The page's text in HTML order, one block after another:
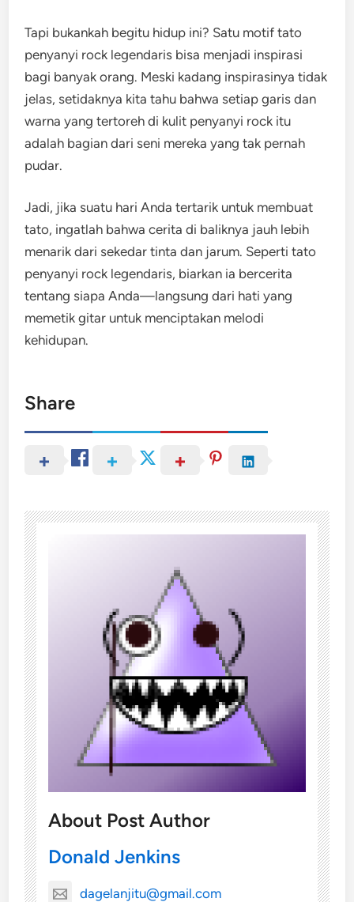
Tapi bukankah begitu hidup ini? Satu motif tato
penyanyi rock legendaris bisa menjadi inspirasi
bagi banyak orang. Meski kadang inspirasinya tidak
jelas, setidaknya kita tahu bahwa setiap garis dan
warna yang tertoreh di kulit penyanyi rock itu
adalah bagian dari seni mereka yang tak pernah
pudar.
Jadi, jika suatu hari Anda tertarik untuk membuat
tato, ingatlah bahwa cerita di baliknya jauh lebih
menarik dari sekedar tinta dan jarum. Seperti tato
penyanyi rock legendaris, biarkan ia bercerita
tentang siapa Anda—langsung dari hati yang
memetik gitar untuk menciptakan melodi
kehidupan.
Share
About Post Author
Donald Jenkins
dagelanjitu@gmail.com